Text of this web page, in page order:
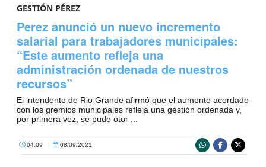
GESTIÓN PÉREZ
Perez anunció un nuevo incremento
salarial para trabajadores municipales:
“Este aumento refleja una
administración ordenada de nuestros
recursos”
El intendente de Rio Grande afirmó que el aumento acordado
con los gremios municipales refleja una gestión ordenada y,
por primera vez, se pudo otor ...
04:09 08/09/2021